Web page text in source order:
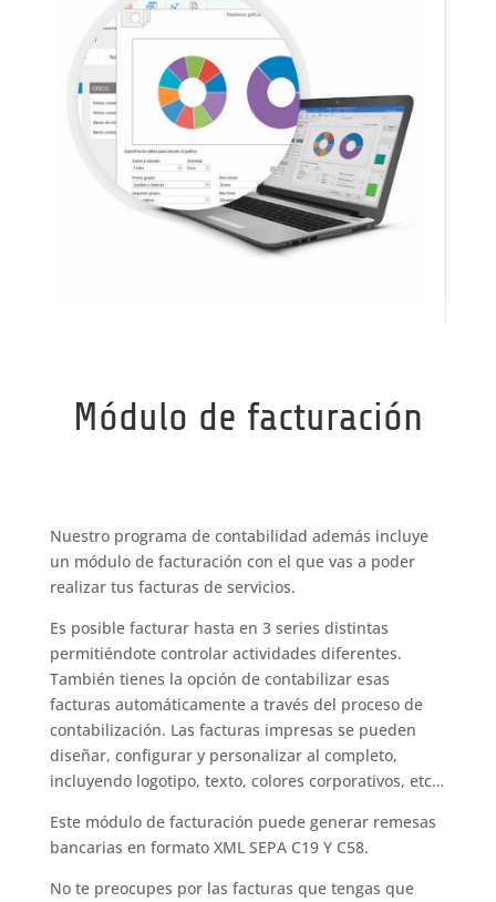
Módulo de facturación
Nuestro programa de contabilidad además incluye
un módulo de facturación con el que vas a poder
realizar tus facturas de servicios.
Es posible facturar hasta en 3 series distintas
permitiéndote controlar actividades diferentes.
También tienes la opción de contabilizar esas
facturas automáticamente a través del proceso de
contabilización. Las facturas impresas se pueden
diseñar, configurar y personalizar al completo,
incluyendo logotipo, texto, colores corporativos, etc…
Este módulo de facturación puede generar remesas
bancarias en formato XML SEPA C19 Y C58.
No te preocupes por las facturas que tengas que